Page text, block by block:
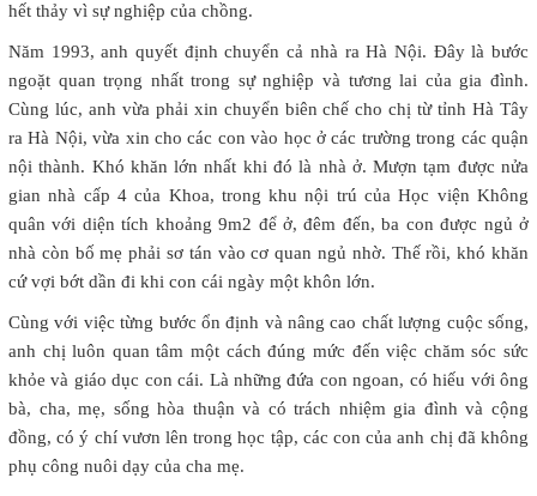
hết thảy vì sự nghiệp của chồng.
Năm 1993, anh quyết định chuyển cả nhà ra Hà Nội. Đây là bước
ngoặt quan trọng nhất trong sự nghiệp và tương lai của gia đình.
Cùng lúc, anh vừa phải xin chuyển biên chế cho chị từ tỉnh Hà Tây
ra Hà Nội, vừa xin cho các con vào học ở các trường trong các quận
nội thành. Khó khăn lớn nhất khi đó là nhà ở. Mượn tạm được nửa
gian nhà cấp 4 của Khoa, trong khu nội trú của Học viện Không
quân với diện tích khoảng 9m2 để ở, đêm đến, ba con được ngủ ở
nhà còn bố mẹ phải sơ tán vào cơ quan ngủ nhờ. Thế rồi, khó khăn
cứ vợi bớt dần đi khi con cái ngày một khôn lớn.
Cùng với việc từng bước ổn định và nâng cao chất lượng cuộc sống,
anh chị luôn quan tâm một cách đúng mức đến việc chăm sóc sức
khỏe và giáo dục con cái. Là những đứa con ngoan, có hiếu với ông
bà, cha, mẹ, sống hòa thuận và có trách nhiệm gia đình và cộng
đồng, có ý chí vươn lên trong học tập, các con của anh chị đã không
phụ công nuôi dạy của cha mẹ.